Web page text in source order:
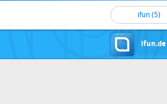
ifun (5)
ifun.de